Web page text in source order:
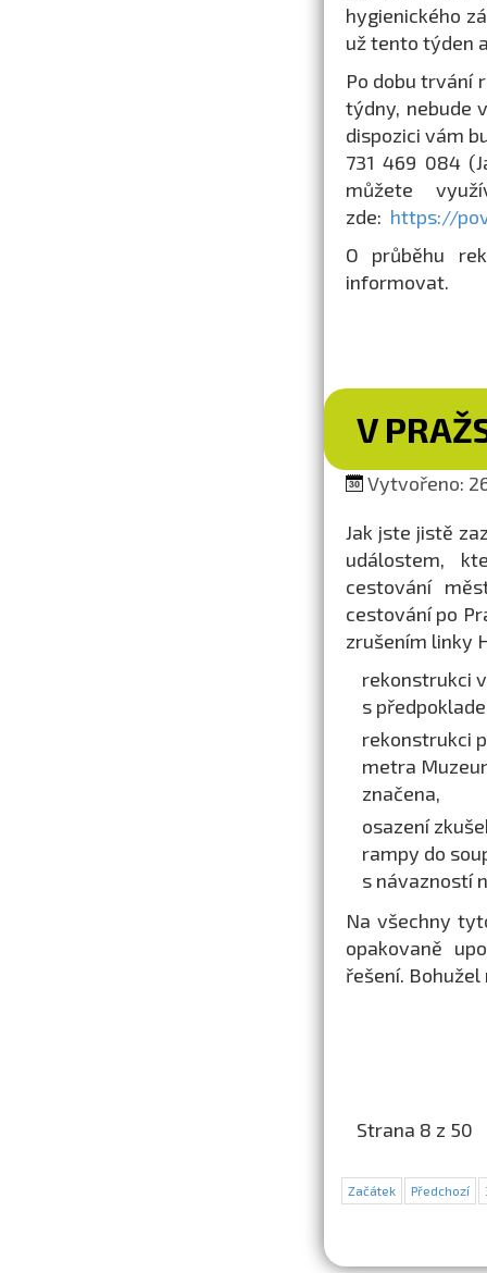
hygienického
už tento týden
Po dobu trvání
týdny, nebude
dispozici vám
731 469 084
můžete
zde: https://
O průběhu
informovat.
V
Vytvořeno:
Jak jste jistě
událostem,
cestování
cestování po
zrušením linky
rekonstrukci
s
rekonstrukci
metra
značena,
osazení
rampy do
s návazností
Na všechny
opakovaně
řešení.
Strana 8 z 50
Začátek Předchozí